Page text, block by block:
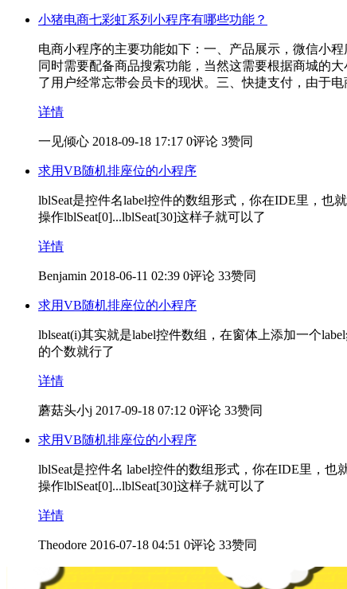
小猪电商七彩虹系列小程序有哪些功能？
电商小程序的主要功能如下：一、产品展示，微信小
同时需要配备商品搜索功能，当然这需要根据商城的
了用户经常忘带会员卡的现状。三、快捷支付，由于
详情
一见倾心 2018-09-18 17:17 0评论 3赞同
求用VB随机排座位的小程序
lblSeat是控件名label控件的数组形式，你在IDE里，
操作lblSeat[0]...lblSeat[30]这样子就可以了
详情
Benjamin 2018-06-11 02:39 0评论 33赞同
求用VB随机排座位的小程序
lblseat(i)其实就是label控件数组，在窗体上添加一个
的个数就行了
详情
蘑菇头小j 2017-09-18 07:12 0评论 33赞同
求用VB随机排座位的小程序
lblSeat是控件名 label控件的数组形式，你在IDE里，
操作lblSeat[0]...lblSeat[30]这样子就可以了
详情
Theodore 2016-07-18 04:51 0评论 33赞同